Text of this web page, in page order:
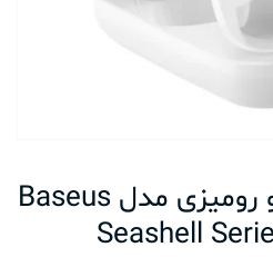
هولدر موبایل تاشو رومیزی مدل Baseus
Seashell